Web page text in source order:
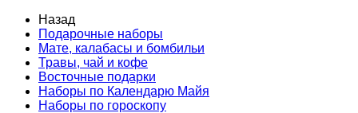
Назад
Подарочные наборы
Мате, калабасы и бомбильи
Травы, чай и кофе
Восточные подарки
Наборы по Календарю Майя
Наборы по гороскопу